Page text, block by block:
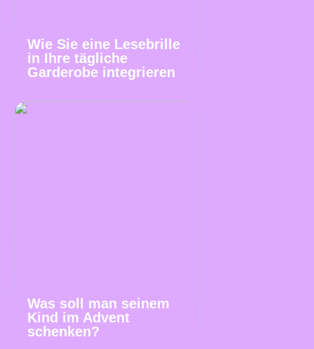
Wie Sie eine Lesebrille
in Ihre tägliche
Garderobe integrieren
Was soll man seinem
Kind im Advent
schenken?